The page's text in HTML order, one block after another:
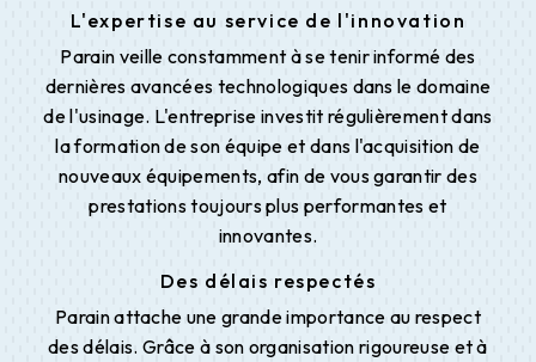
L'expertise au service de l'innovation
Parain veille constamment à se tenir informé des
dernières avancées technologiques dans le domaine
de l'usinage. L'entreprise investit régulièrement dans
la formation de son équipe et dans l'acquisition de
nouveaux équipements, afin de vous garantir des
prestations toujours plus performantes et
innovantes.
Des délais respectés
Parain attache une grande importance au respect
des délais. Grâce à son organisation rigoureuse et à